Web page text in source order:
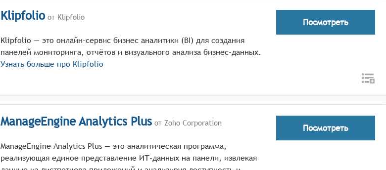
Klipfolio от Klipfolio
Klipfolio — это онлайн-сервис бизнес аналитики (BI) для создания
панелей мониторинга, отчётов и визуального анализа бизнес-данных.
Узнать больше про Klipfolio
Посмотреть
ManageEngine Analytics Plus от Zoho Corporation
ManageEngine Analytics Plus — это аналитическая программа,
реализующая единое представление ИТ-данных на панели, извлекая
Посмотреть